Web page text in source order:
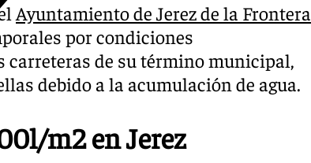
Ayuntamiento de Jerez de la Frontera
por condiciones
carreteras de su término municipal,
debido a la acumulación de agua.
m2 en Jerez